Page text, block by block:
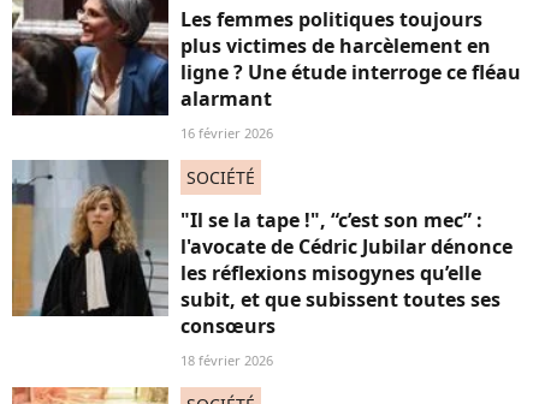
Les femmes politiques toujours
plus victimes de harcèlement en
ligne ? Une étude interroge ce fléau
alarmant
16 février 2026
SOCIÉTÉ
"Il se la tape !", “c’est son mec” :
l'avocate de Cédric Jubilar dénonce
les réflexions misogynes qu’elle
subit, et que subissent toutes ses
consœurs
18 février 2026